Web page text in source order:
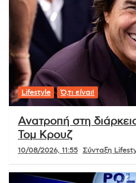
Lifestyle Ό,τι είναι!
Ανατροπή στη
Τομ Κρουζ
10/08/2026, 11:55 Σύνταξη